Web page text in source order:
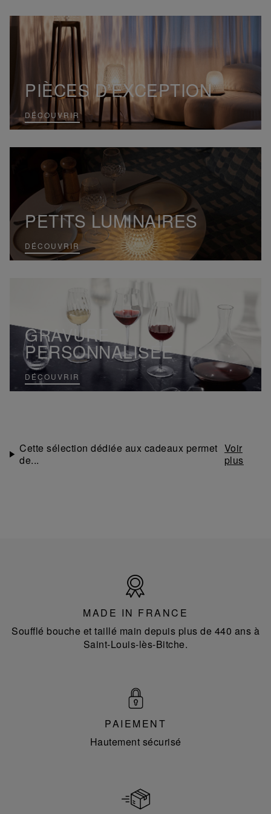
PIÈCES D’EXCEPTION
DÉCOUVRIR
PETITS LUMINAIRES
DÉCOUVRIR
GRAVURE
PERSONNALISÉE
DÉCOUVRIR
Cette sélection dédiée aux cadeaux permet
de...
France
MADE IN FRANCE
Soufflé bouche et taillé main depuis plus de 440 ans à
Saint-Louis-lès-Bitche.
PAIEMENT
Hautement sécurisé